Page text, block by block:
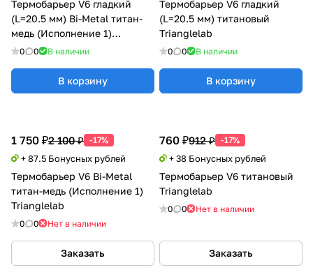
Термобарьер V6 гладкий
(L=20.5 мм) Bi-Metal титан-
медь (Исполнение 1)
Trianglelab
0 0 В наличии
В корзину
Термобарьер V6 гладкий
(L=20.5 мм) титановый
Trianglelab
0 0 В наличии
В корзину
1 750 ₽2 100 ₽ -17%
+ 87.5 Бонусных рублей
Термобарьер V6 Bi-Metal
титан-медь (Исполнение 1)
Trianglelab
0 0 Нет в наличии
Заказать
760 ₽912 ₽ -17%
+ 38 Бонусных рублей
Термобарьер V6 титановый
Trianglelab
0 0 Нет в наличии
Заказать